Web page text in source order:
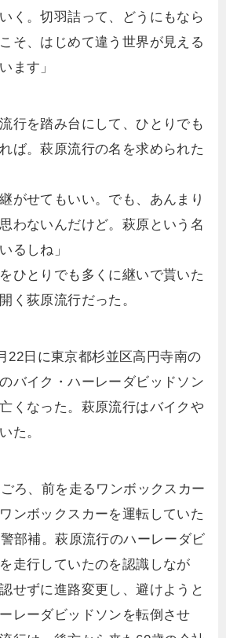
く。切羽詰って、どうにもなら
そ、はじめて違う世界が見える
ます」
行を踏み台にして、ひとりでも
ば。萩原流行の名を求められた
がせてもいい。でも、あんまり
わないんだけど。萩原という名
るしね」
ひとりでも多くに継いで貰いた
く荻原流行だった。
22日に東京都杉並区高円寺南の
バイク・ハーレーダビッドソン
くなった。萩原流行はバイクや
た。
ろ、前を走るワンボックスカー
ンボックスカーを運転していた
部補。萩原流行のハーレーダビ
走行していたのを認識しなが
せずに進路変更し、避けようと
レーダビッドソンを転倒させ